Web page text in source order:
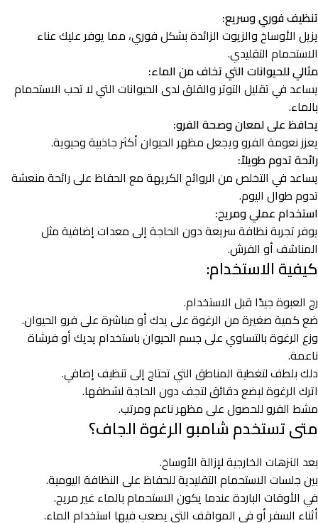
تنظيف فوري وسريع:
يزيل الأوساخ والزيوت الزائدة بشكل فوري، مما يوفر عليك عناء
الاستحمام التقليدي.
مثالي للحيوانات التي تخاف من الماء:
يساعد في تقليل التوتر والقلق لدى الحيوانات التي لا تحب الاستحمام
بالماء.
يحافظ على لمعان وصحة الفرو:
يعزز نعومة الفرو ويجعل مظهر الحيوان أكثر جاذبية وحيوية.
رائحة تدوم طويلاً:
يساعد في التخلص من الروائح الكريهة مع الحفاظ على رائحة منعشة
تدوم طوال اليوم.
استخدام عملي ومريح:
يوفر تجربة نظافة سريعة دون الحاجة إلى معدات إضافية مثل
المناشف أو الفرش.
كيفية الاستخدام:
رج العبوة جيدًا قبل الاستخدام.
ضع كمية صغيرة من الرغوة على يدك أو مباشرة على فرو الحيوان.
وزع الرغوة بالتساوي على جسم الحيوان باستخدام يديك أو فرشاة
ناعمة.
دلك بلطف لتغطية المناطق التي تحتاج إلى تنظيف إضافي.
اترك الرغوة لبضع دقائق لتجف دون الحاجة لشطفها.
مشط الفرو للحصول على مظهر ناعم ومرتب.
متى تستخدم شامبو الرغوة الجاف؟
بعد النزهات الخارجية لإزالة الأوساخ.
بين جلسات الاستحمام التقليدية للحفاظ على النظافة اليومية.
في الأوقات الباردة عندما يكون الاستحمام بالماء غير مريح.
أثناء السفر أو في المواقف التي يصعب فيها استخدام الماء.